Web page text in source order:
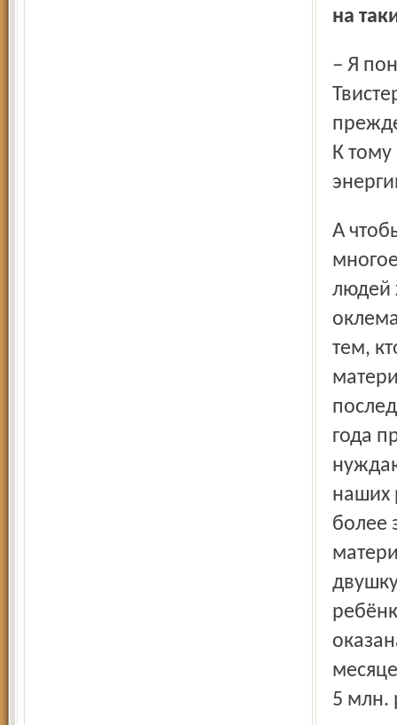
на
– Я понимал, что могу заработать имидж мистера
К тому
А чтобы вслед мне не плевали, на заводе делается
людей
тем,
года
наших
более
5 млн.